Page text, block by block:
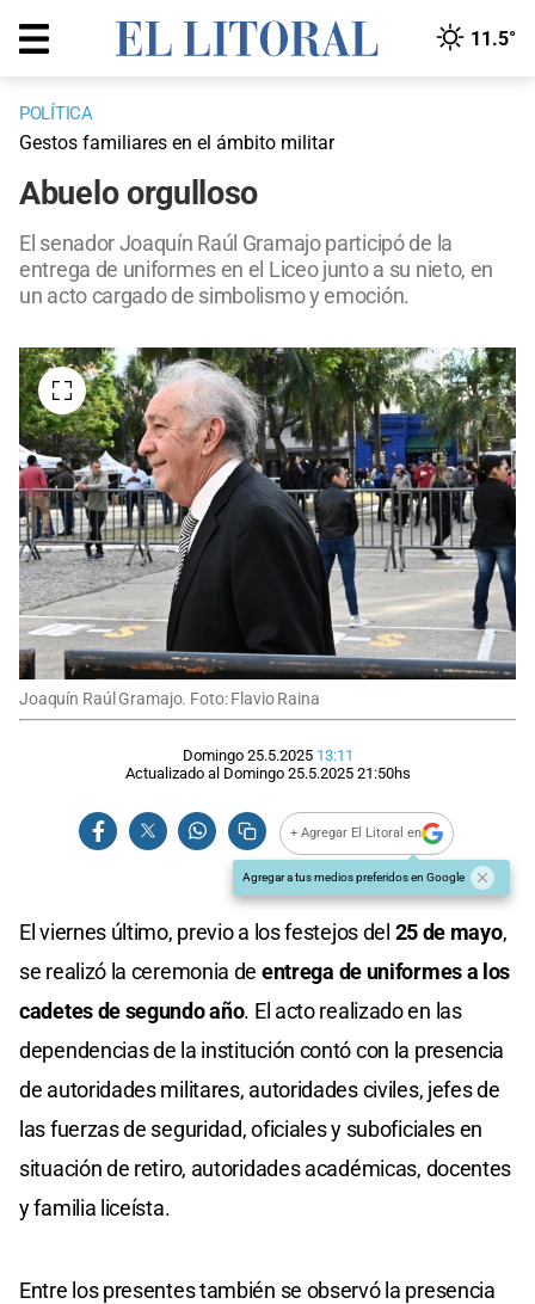
11.5°
POLÍTICA
Gestos familiares en el ámbito militar
Abuelo orgulloso
El senador Joaquín Raúl Gramajo participó de la
entrega de uniformes en el Liceo junto a su nieto, en
un acto cargado de simbolismo y emoción.
Joaquín Raúl Gramajo. Foto: Flavio Raina
Domingo 25.5.2025 13:11
Actualizado al Domingo 25.5.2025 21:50hs
+ Agregar El Litoral en
Agregar a tus medios preferidos en Google
El viernes último, previo a los festejos del 25 de mayo,
se realizó la ceremonia de entrega de uniformes a los
cadetes de segundo año. El acto realizado en las
dependencias de la institución contó con la presencia
de autoridades militares, autoridades civiles, jefes de
las fuerzas de seguridad, oficiales y suboficiales en
situación de retiro, autoridades académicas, docentes
y familia liceísta.
Entre los presentes también se observó la presencia